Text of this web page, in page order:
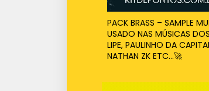
PACK BRASS – SAMPLE
USADO NAS MÚSICAS
LIPE, PAULINHO DA
NATHAN ZK ETC…🚀